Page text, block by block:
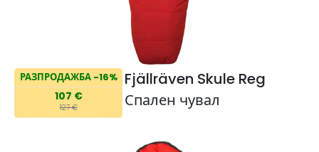
РАЗПРОДАЖБА -16%
107 €
127 €
Fjällräven Skule Reg
Спален чувал